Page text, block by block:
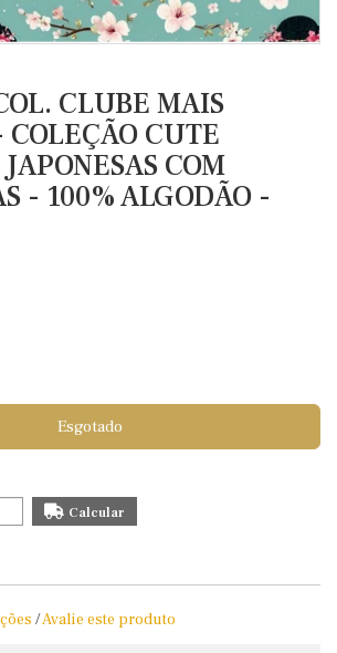
CLUBE MAIS
CUTE
COM
- 100% ALGODÃO -
Esgotado
/Avalie este produto